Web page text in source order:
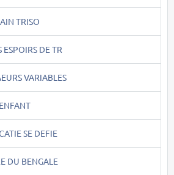
TRISO
DE TR
VARIABLES
SE DEFIE
DU BENGALE